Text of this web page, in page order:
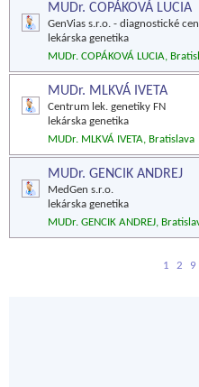
MUDr. COPÁKOVÁ LUCIA
GenVias s.r.o. - diagnostické
lekárska genetika
MUDr. COPÁKOVÁ LUCIA,
MUDr. MLKVÁ IVETA
Centrum lek. genetiky FN
lekárska genetika
MUDr. MLKVÁ IVETA, Bratislava
MUDr. GENCIK ANDREJ
MedGen s.r.o.
lekárska genetika
MUDr. GENCIK ANDREJ,
1 2 9